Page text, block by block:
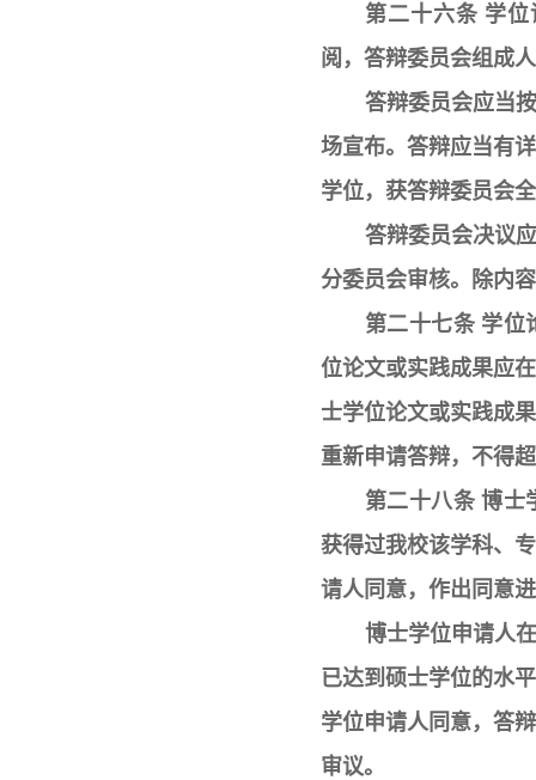
第二十六条 学
阅，答辩委员会组成
答辩委员会应当
场宣布。答辩应当有
学位，获答辩委员会
答辩委员会决议
分委员会审核。除内
第二十七条 学位
位论文或实践成果应
士学位论文或实践成
重新申请答辩，不得
第二十八条 博士
获得过我校该学科、
请人同意，作出同意
博士学位申请人
已达到硕士学位的水
学位申请人同意，答
审议。